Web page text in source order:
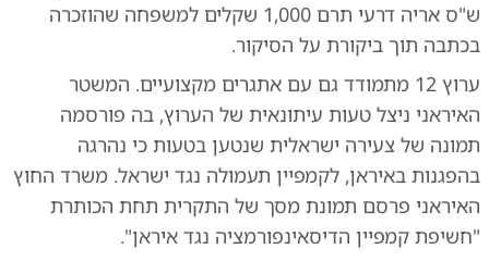
ש"ס אריה דרעי תרם 1,000 שקלים למשפחה שהוזכרה
בכתבה תוך ביקורת על הסיקור.
ערוץ 12 מתמודד גם עם אתגרים מקצועיים. המשטר
האיראני ניצל טעות עיתונאית של הערוץ, בה פורסמה
תמונה של צעירה ישראלית שנטען בטעות כי נהרגה
בהפגנות באיראן, לקמפיין תעמולה נגד ישראל. משרד החוץ
האיראני פרסם תמונת מסך של התקרית תחת הכותרת
"חשיפת קמפיין הדיסאינפורמציה נגד איראן".